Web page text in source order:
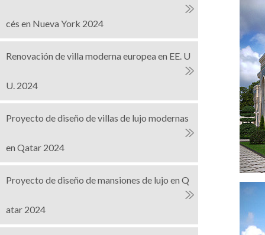
cés en Nueva York 2024
Renovación de villa moderna europea en EE. U
U. 2024
Proyecto de diseño de villas de lujo modernas
en Qatar 2024
Proyecto de diseño de mansiones de lujo en Q
atar 2024